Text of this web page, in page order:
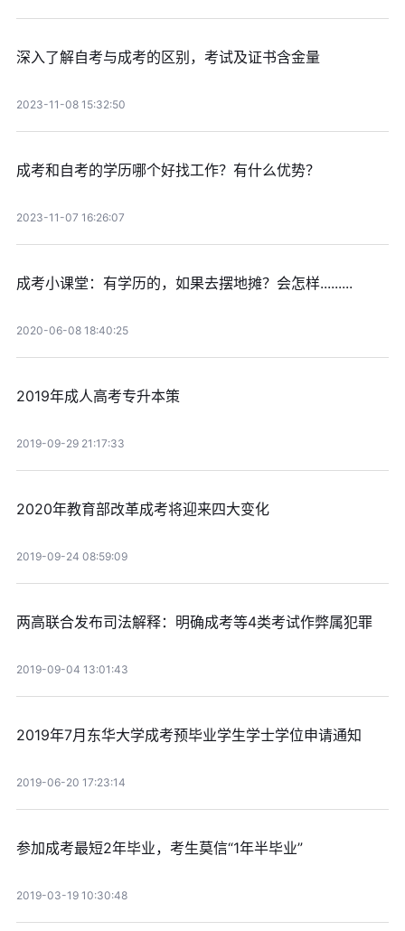
深入了解自考与成考的区别，考试及证书含金量
2023-11-08 15:32:50
成考和自考的学历哪个好找工作？有什么优势？
2023-11-07 16:26:07
成考小课堂：有学历的，如果去摆地摊？会怎样.........
2020-06-08 18:40:25
2019年成人高考专升本策
2019-09-29 21:17:33
2020年教育部改革成考将迎来四大变化
2019-09-24 08:59:09
两高联合发布司法解释：明确成考等4类考试作弊属犯罪
2019-09-04 13:01:43
2019年7月东华大学成考预毕业学生学士学位申请通知
2019-06-20 17:23:14
参加成考最短2年毕业，考生莫信“1年半毕业”
2019-03-19 10:30:48